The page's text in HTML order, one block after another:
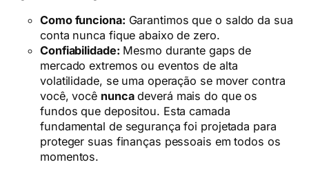
Como funciona: Garantimos que o saldo da sua
conta nunca fique abaixo de zero.
Confiabilidade: Mesmo durante gaps de
mercado extremos ou eventos de alta
volatilidade, se uma operação se mover contra
você, você nuncadeverá mais do que os
fundos que depositou. Esta camada
fundamental de segurança foi projetada para
proteger suas finanças pessoais em todos os
momentos.